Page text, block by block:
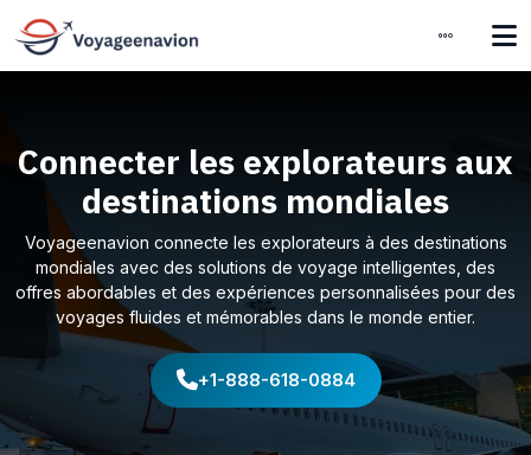
Connecter les explorateurs aux
destinations mondiales
Voyageenavion connecte les explorateurs à des destinations
mondiales avec des solutions de voyage intelligentes, des
offres abordables et des expériences personnalisées pour des
voyages fluides et mémorables dans le monde entier.
+1-888-618-0884